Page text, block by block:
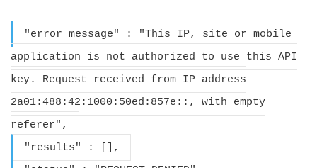
"error_message" : "This IP, site or mobile
application is not authorized to use this API
key. Request received from IP address
2a01:488:42:1000:50ed:857e::, with empty
referer",
"results" : [],